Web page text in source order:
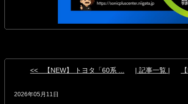
<< 【NEW】 トヨタ「60系 ... | 記事一覧 |
2026年05月11日